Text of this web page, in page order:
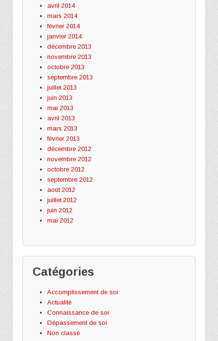
avril 2014
mars 2014
février 2014
janvier 2014
décembre 2013
novembre 2013
octobre 2013
septembre 2013
juillet 2013
juin 2013
mai 2013
avril 2013
mars 2013
février 2013
décembre 2012
novembre 2012
octobre 2012
septembre 2012
août 2012
juillet 2012
juin 2012
mai 2012
Catégories
Accomplissement de soi
Actualité
Connaissance de soi
Dépassement de soi
Non classé